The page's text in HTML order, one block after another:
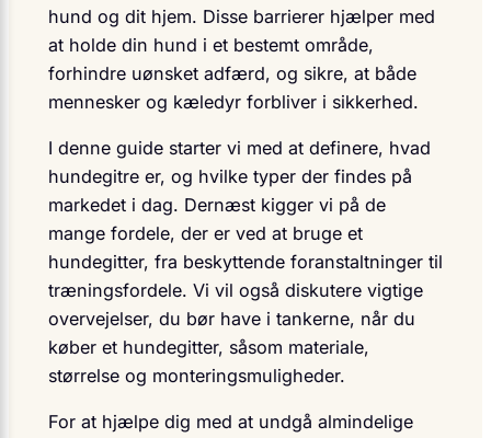
hund og dit hjem. Disse barrierer hjælper med
at holde din hund i et bestemt område,
forhindre uønsket adfærd, og sikre, at både
mennesker og kæledyr forbliver i sikkerhed.
I denne guide starter vi med at definere, hvad
hundegitre er, og hvilke typer der findes på
markedet i dag. Dernæst kigger vi på de
mange fordele, der er ved at bruge et
hundegitter, fra beskyttende foranstaltninger til
træningsfordele. Vi vil også diskutere vigtige
overvejelser, du bør have i tankerne, når du
køber et hundegitter, såsom materiale,
størrelse og monteringsmuligheder.
For at hjælpe dig med at undgå almindelige